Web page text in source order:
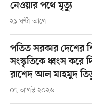
নেওয়ার পথে মৃত্যু
২১ ঘণ্টা আগে
পতিত সরকার দেশের
সংস্কৃতিকে ধ্বংস করে
রাশেদ আল মাহমুদ
০৭ আগস্ট ২০২৬